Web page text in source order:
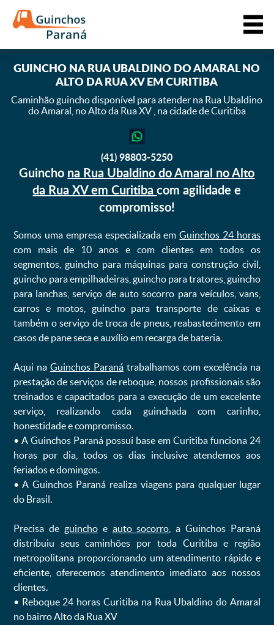
GUINCHONA RUA UBALDINO DO AMARAL NO
ALTO DA RUA XV EM CURITIBA
Caminhão guincho disponível para atender na Rua Ubaldino
do Amaral, no Alto da Rua XV , na cidade de Curitiba
(41) 98803-5250
Guincho na Rua Ubaldino do Amaral no Alto
da Rua XV em Curitibacom agilidade e
compromisso!
Somos uma empresa especializada emGuinchos 24 horas
com mais de 10 anos e com clientes em todos os
segmentos, guincho para máquinas para construção civil,
guincho para empilhadeiras, guincho para tratores, guincho
para lanchas, serviço de auto socorro para veículos, vans,
carros e motos, guincho para transporte de caixas e
também o serviço de troca de pneus, reabastecimento em
casos de pane seca e auxílio em recarga de bateria. ㅤㅤ
Aqui na Guinchos Paranátrabalhamos com excelência na
prestação de serviços de reboque, nossos profissionais são
treinados e capacitados para a execução de um excelente
serviço, realizando cada guinchada com carinho,
honestidade e compromisso.
ㅤㅤ• A Guinchos Paraná possui base em Curitiba funciona 24
horas por dia, todos os dias inclusive atendemos aos
feriados e domingos.
ㅤㅤ• A Guinchos Paraná realiza viagens para qualquer lugar
do Brasil.
Precisa de guinchoe auto socorro , a Guinchos Paraná
distribuiu seus caminhões por toda Curitiba e região
metropolitana proporcionando um atendimento rápido e
eficiente, oferecemos atendimento imediato aos nossos
clientes.
ㅤㅤ• Reboque 24 horas Curitiba na Rua Ubaldino do Amaral
no bairro Alto da Rua XV